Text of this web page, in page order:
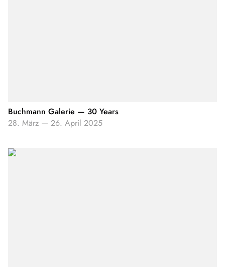
Buchmann Galerie — 30 Years
28. März — 26. April 2025